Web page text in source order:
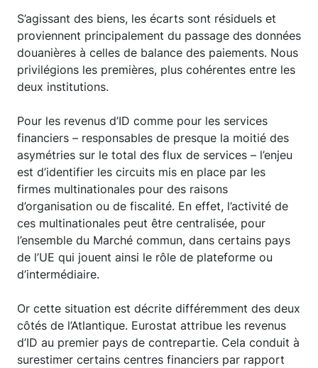
S’agissant des biens, les écarts sont résiduels et
proviennent principalement du passage des données
douanières à celles de balance des paiements. Nous
privilégions les premières, plus cohérentes entre les
deux institutions.
Pour les revenus d’ID comme pour les services
financiers – responsables de presque la moitié des
asymétries sur le total des flux de services – l’enjeu
est d’identifier les circuits mis en place par les
firmes multinationales pour des raisons
d’organisation ou de fiscalité. En effet, l’activité de
ces multinationales peut être centralisée, pour
l’ensemble du Marché commun, dans certains pays
de l’UE qui jouent ainsi le rôle de plateforme ou
d’intermédiaire.
Or cette situation est décrite différemment des deux
côtés de l’Atlantique. Eurostat attribue les revenus
d’ID au premier pays de contrepartie. Cela conduit à
surestimer certains centres financiers par rapport